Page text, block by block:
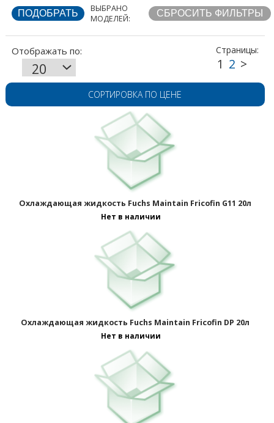
ВЫБРАНО
МОДЕЛЕЙ:
СОРТИРОВКА ПО ЦЕНЕ
Охлаждающая жидкость Fuchs Maintain Fricofin G11 20л
Нет в наличии
Охлаждающая жидкость Fuchs Maintain Fricofin DP 20л
Нет в наличии